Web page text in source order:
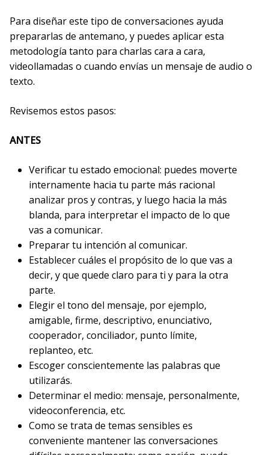
Para diseñar este tipo de conversaciones ayuda
prepararlas de antemano, y puedes aplicar esta
metodología tanto para charlas cara a cara,
videollamadas o cuando envías un mensaje de audio o
texto.
Revisemos estos pasos:
ANTES
Verificar tu estado emocional: puedes moverte
internamente hacia tu parte más racional
analizar pros y contras, y luego hacia la más
blanda, para interpretar el impacto de lo que
vas a comunicar.
Preparar tu intención al comunicar.
Establecer cuáles el propósito de lo que vas a
decir, y que quede claro para ti y para la otra
parte.
Elegir el tono del mensaje, por ejemplo,
amigable, firme, descriptivo, enunciativo,
cooperador, conciliador, punto límite,
replanteo, etc.
Escoger conscientemente las palabras que
utilizarás.
Determinar el medio: mensaje, personalmente,
videoconferencia, etc.
Como se trata de temas sensibles es
conveniente mantener las conversaciones